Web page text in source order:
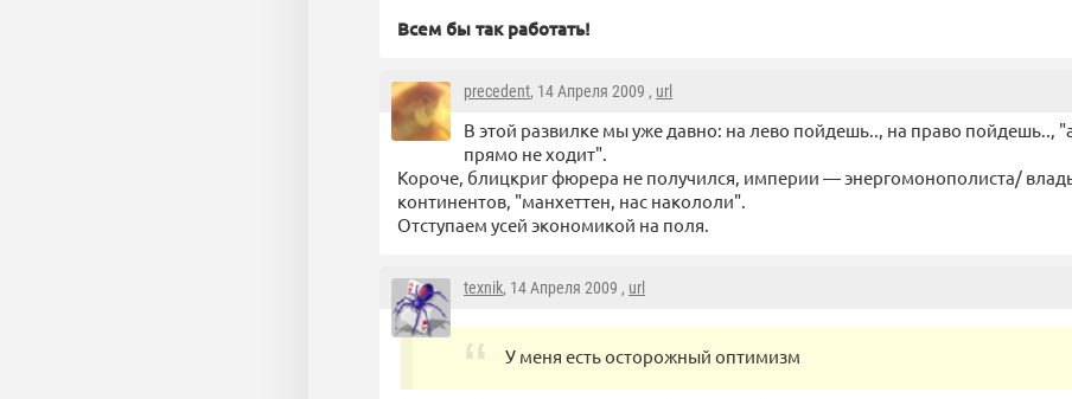
Всем бы так работать!
precedent, 14 Апреля 2009 , url
В этой развилке мы уже давно: на лево пойдешь.., на право пойдешь..,
прямо не ходит".
Короче, блицкриг фюрера не получился, империи — энергомонополиста/
континентов, "манхеттен, нас накололи".
Отступаем усей экономикой на поля.
texnik, 14 Апреля 2009 , url
У меня есть осторожный оптимизм